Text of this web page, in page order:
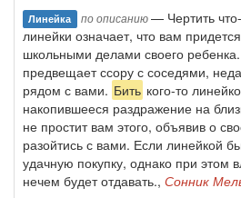
Линейка по описанию— Чертить
линейки означает, что вам
школьными делами своего
предвещает ссору с соседями,
рядом с вами. Бить кого-то
накопившееся раздражение на
не простит вам этого, объявив о
разойтись с вами. Если линейкой
удачную покупку, однако при этом
нечем будет отдавать., Сонник